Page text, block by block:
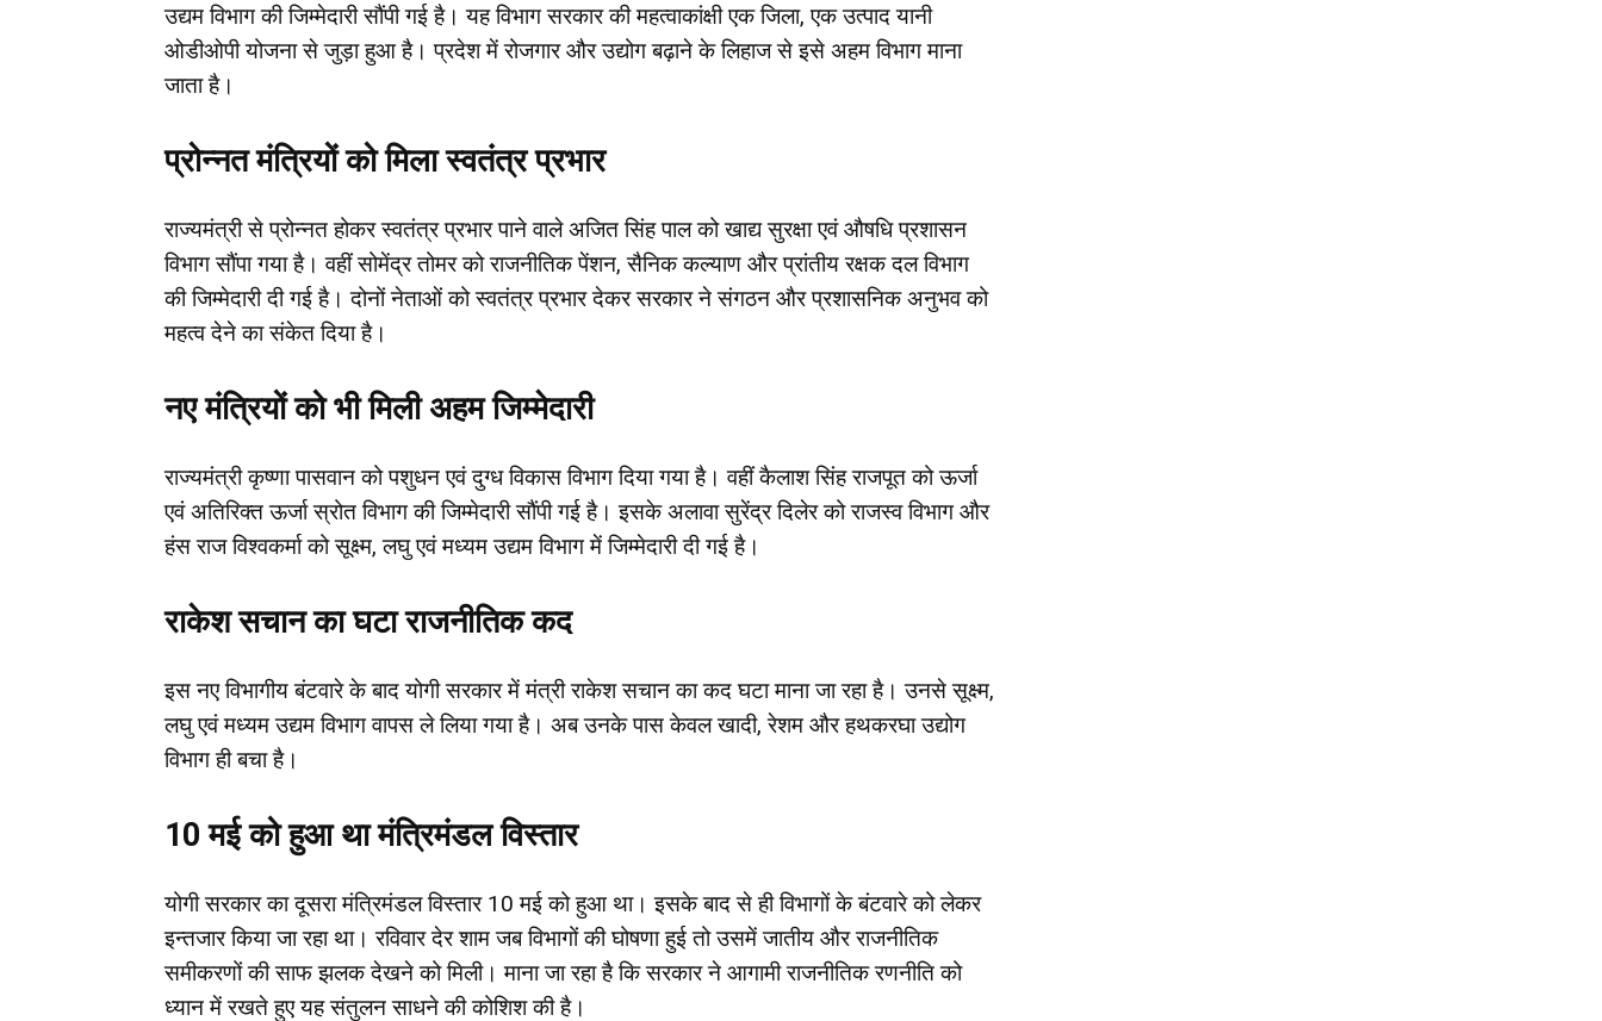
उद्यम विभाग की जिम्मेदारी सौंपी गई है। यह विभाग सरकार की महत्वाकांक्षी एक जिला, एक उत्पाद यानी
ओडीओपी योजना से जुड़ा हुआ है। प्रदेश में रोजगार और उद्योग बढ़ाने के लिहाज से इसे अहम विभाग माना
जाता है।
प्रोन्नत मंत्रियों को मिला स्वतंत्र प्रभार
राज्यमंत्री से प्रोन्नत होकर स्वतंत्र प्रभार पाने वाले अजित सिंह पाल को खाद्य सुरक्षा एवं औषधि प्रशासन
विभाग सौंपा गया है। वहीं सोमेंद्र तोमर को राजनीतिक पेंशन, सैनिक कल्याण और प्रांतीय रक्षक दल विभाग
की जिम्मेदारी दी गई है। दोनों नेताओं को स्वतंत्र प्रभार देकर सरकार ने संगठन और प्रशासनिक अनुभव को
महत्व देने का संकेत दिया है।
नए मंत्रियों को भी मिली अहम जिम्मेदारी
राज्यमंत्री कृष्णा पासवान को पशुधन एवं दुग्ध विकास विभाग दिया गया है। वहीं कैलाश सिंह राजपूत को ऊर्जा
एवं अतिरिक्त ऊर्जा स्रोत विभाग की जिम्मेदारी सौंपी गई है। इसके अलावा सुरेंद्र दिलेर को राजस्व विभाग और
हंस राज विश्वकर्मा को सूक्ष्म, लघु एवं मध्यम उद्यम विभाग में जिम्मेदारी दी गई है।
राकेश सचान का घटा राजनीतिक कद
इस नए विभागीय बंटवारे के बाद योगी सरकार में मंत्री राकेश सचान का कद घटा माना जा रहा है। उनसे सूक्ष्म,
लघु एवं मध्यम उद्यम विभाग वापस ले लिया गया है। अब उनके पास केवल खादी, रेशम और हथकरघा उद्योग
विभाग ही बचा है।
10 मई को हुआ था मंत्रिमंडल विस्तार
योगी सरकार का दूसरा मंत्रिमंडल विस्तार 10 मई को हुआ था। इसके बाद से ही विभागों के बंटवारे को लेकर
इन्तजार किया जा रहा था। रविवार देर शाम जब विभागों की घोषणा हुई तो उसमें जातीय और राजनीतिक
समीकरणों की साफ झलक देखने को मिली। माना जा रहा है कि सरकार ने आगामी राजनीतिक रणनीति को
ध्यान में रखते हुए यह संतुलन साधने की कोशिश की है।